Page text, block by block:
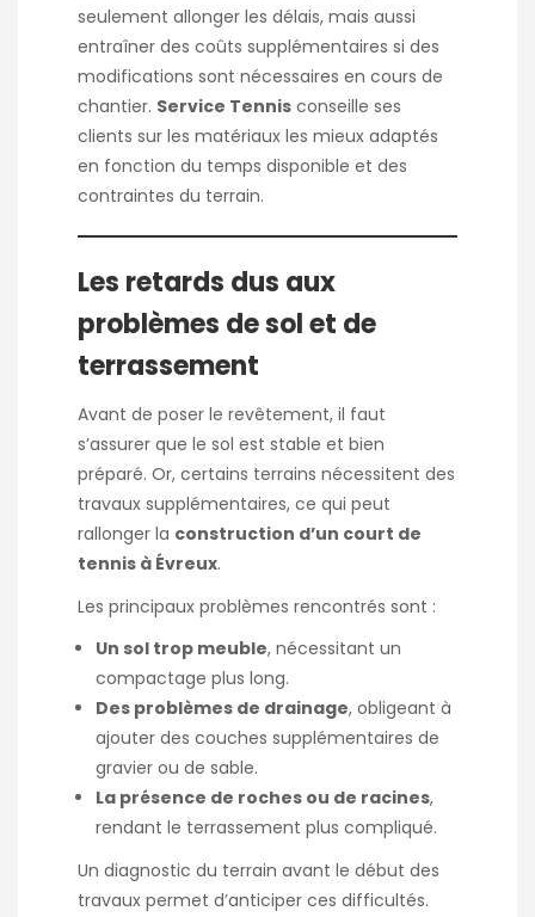
seulement allonger les délais, mais aussi
entraîner des coûts supplémentaires si des
modifications sont nécessaires en cours de
chantier. Service Tennis conseille ses
clients sur les matériaux les mieux adaptés
en fonction du temps disponible et des
contraintes du terrain.
Les retards dus aux
problèmes de sol et de
terrassement
Avant de poser le revêtement, il faut
s’assurer que le sol est stable et bien
préparé. Or, certains terrains nécessitent des
travaux supplémentaires, ce qui peut
rallonger la construction d’un court de
tennis à Évreux.
Les principaux problèmes rencontrés sont :
Un sol trop meuble, nécessitant un
compactage plus long.
Des problèmes de drainage, obligeant à
ajouter des couches supplémentaires de
gravier ou de sable.
La présence de roches ou de racines,
rendant le terrassement plus compliqué.
Un diagnostic du terrain avant le début des
travaux permet d’anticiper ces difficultés.